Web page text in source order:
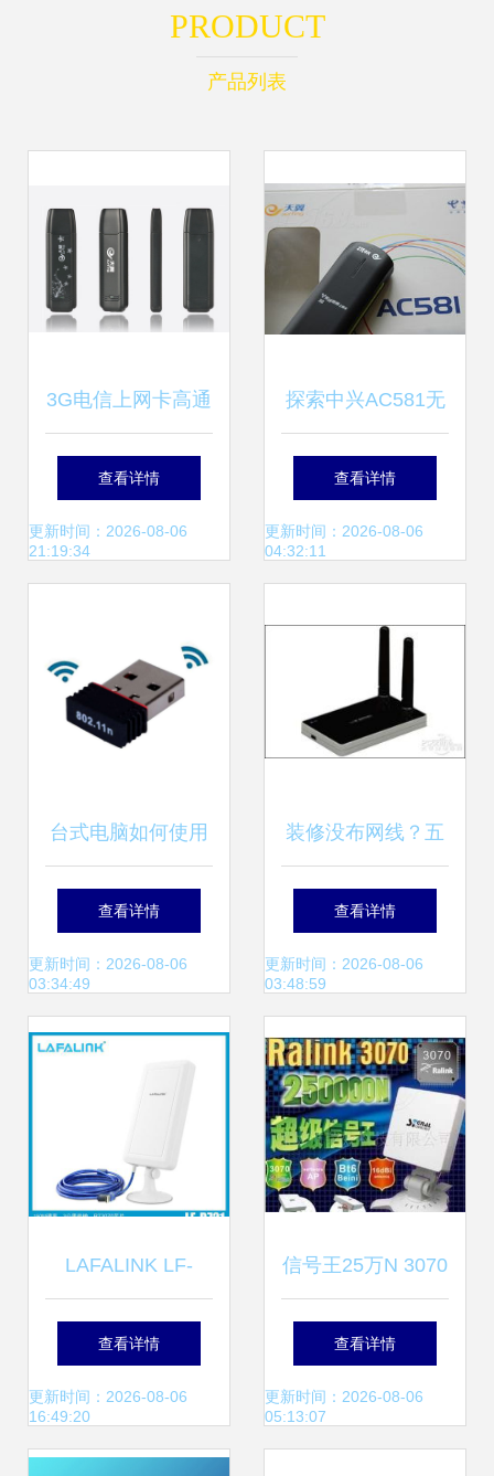
PRODUCT
产品列表
3G电信上网卡高通
6800A方案 中东市
场新宠，深圳工厂
查看详情
更新时间：2026-08-06
21:19:34
探索中兴AC581无
线上网卡 产品图片
与素材深度展示
查看详情
更新时间：2026-08-06
04:32:11
台式电脑如何使用
无线上网 无线网卡
指南
查看详情
更新时间：2026-08-06
03:34:49
装修没布网线？五
款热销11n无线网
卡助您快速解决问
题
查看详情
更新时间：2026-08-06
03:48:59
LAFALINK LF-
D721 室外大功率
USB无线网卡 价
格、功能与厂家解
查看详情
更新时间：2026-08-06
16:49:20
信号王25万N 3070
芯片无线网卡评测
性能与实用性的深
查看详情
更新时间：2026-08-06
05:13:07